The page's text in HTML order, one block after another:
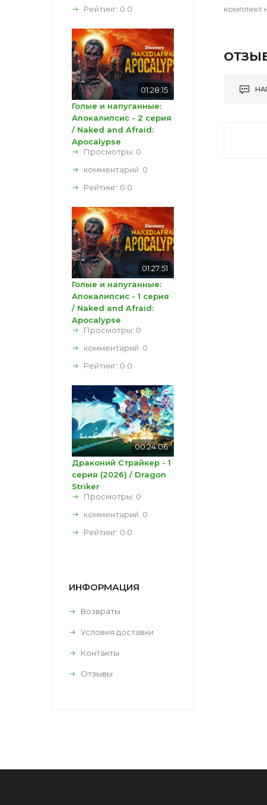
комплект
Рейтинг: 0.0
01:28:15
Голые и напуганные:
Апокалипсис - 2 серия
/ Naked and Afraid:
Apocalypse
Просмотры: 0
комментарий: 0
Рейтинг: 0.0
01:27:51
Голые и напуганные:
Апокалипсис - 1 серия
/ Naked and Afraid:
Apocalypse
Просмотры: 0
комментарий: 0
Рейтинг: 0.0
00:24:06
Драконий Страйкер - 1
серия (2026) / Dragon
Striker
Просмотры: 0
комментарий: 0
Рейтинг: 0.0
ИНФОРМАЦИЯ
Возвраты
Условия доставки
Контакты
Отзывы